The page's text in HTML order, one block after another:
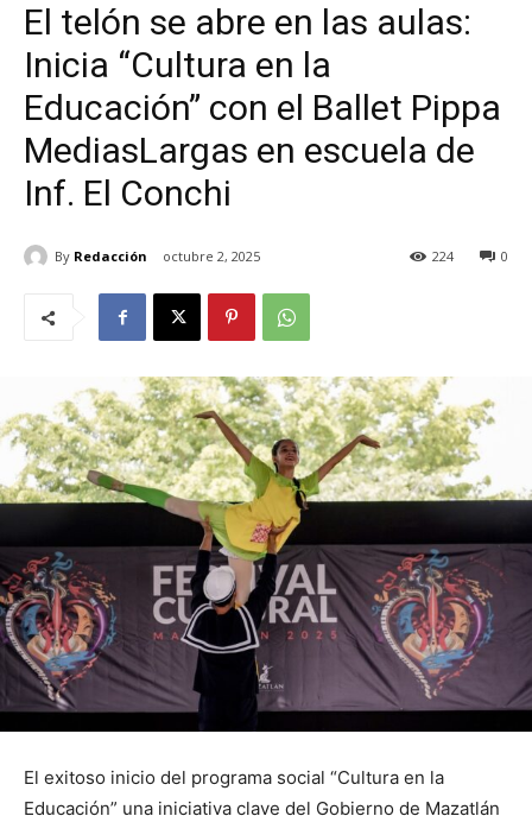
El telón se abre en las aulas:
Inicia “Cultura en la
Educación” con el Ballet Pippa
MediasLargas en escuela de
Inf. El Conchi
By Redacción octubre 2, 2025 0
224
El exitoso inicio del programa social “Cultura en la
Educación” una iniciativa clave del Gobierno de Mazatlán